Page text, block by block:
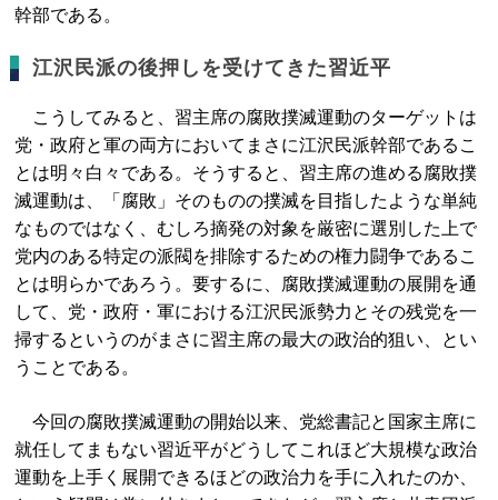
幹部である。
江沢民派の後押しを受けてきた習近平
こうしてみると、習主席の腐敗撲滅運動のターゲットは
党・政府と軍の両方においてまさに江沢民派幹部であるこ
とは明々白々である。そうすると、習主席の進める腐敗撲
滅運動は、「腐敗」そのものの撲滅を目指したような単純
なものではなく、むしろ摘発の対象を厳密に選別した上で
党内のある特定の派閥を排除するための権力闘争であるこ
とは明らかであろう。要するに、腐敗撲滅運動の展開を通
して、党・政府・軍における江沢民派勢力とその残党を一
掃するというのがまさに習主席の最大の政治的狙い、とい
うことである。
今回の腐敗撲滅運動の開始以来、党総書記と国家主席に
就任してまもない習近平がどうしてこれほど大規模な政治
運動を上手く展開できるほどの政治力を手に入れたのか、